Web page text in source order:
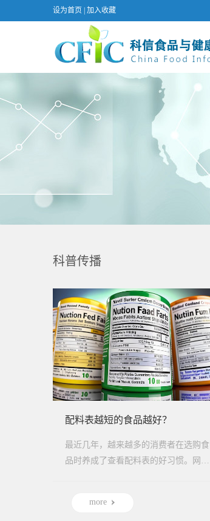
设为首页 加入收藏
科普传播
配料表越短的食品越好？
最近几年，越来越多的消费者在选购食
品时养成了查看配料表的好习惯。网络
more